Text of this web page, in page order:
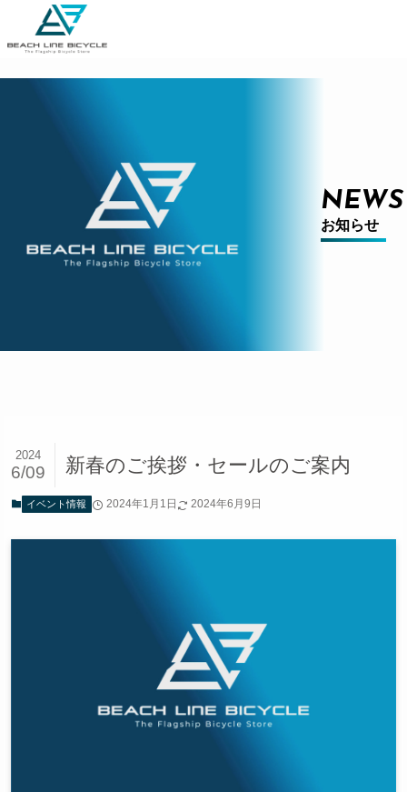
NEWS
お知らせ
新春のご挨拶・セールのご案内
2024
6/09
イベント情報 2024年1月1日 2024年6月9日